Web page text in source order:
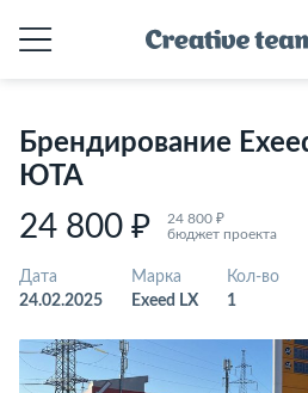
Брендирование
ЮТА
24 800 ₽
24 800 ₽
бюджет проекта
Дата
24.02.2025
Марка
Exeed LX
Кол-во
1